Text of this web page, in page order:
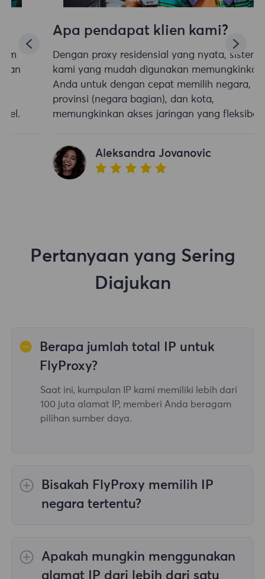
Apa pendapat klien kami?
Dengan proxy residensial yang nyata, sistem
kami yang mudah digunakan memungkinkan
Anda untuk dengan cepat memilih negara,
provinsi (negara bagian), dan kota,
memungkinkan akses jaringan yang fleksibel.
Aleksandra Jovanovic
Pertanyaan yang Sering
Diajukan
Berapa jumlah total IP untuk
FlyProxy?
Saat ini, kumpulan IP kami memiliki lebih dari
100 juta alamat IP, memberi Anda beragam
pilihan sumber daya.
Bisakah FlyProxy memilih IP
negara tertentu?
negara/wilayah di seluruh dunia; Proksi
Perumahan Tanpa Batas
tidak mendukung
Apakah mungkin menggunakan
alamat IP dari lebih dari satu